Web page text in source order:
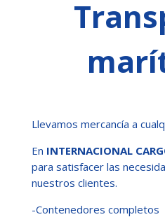
Llevamos mercancía a
En INTERNACIONAL
para satisfacer las
nuestros clientes.
-Contenedores completos